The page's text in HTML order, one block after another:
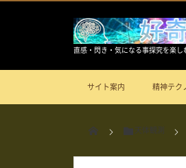
直感・閃き・気になる事探究を楽し
サイト案内 精神テク
天体観測